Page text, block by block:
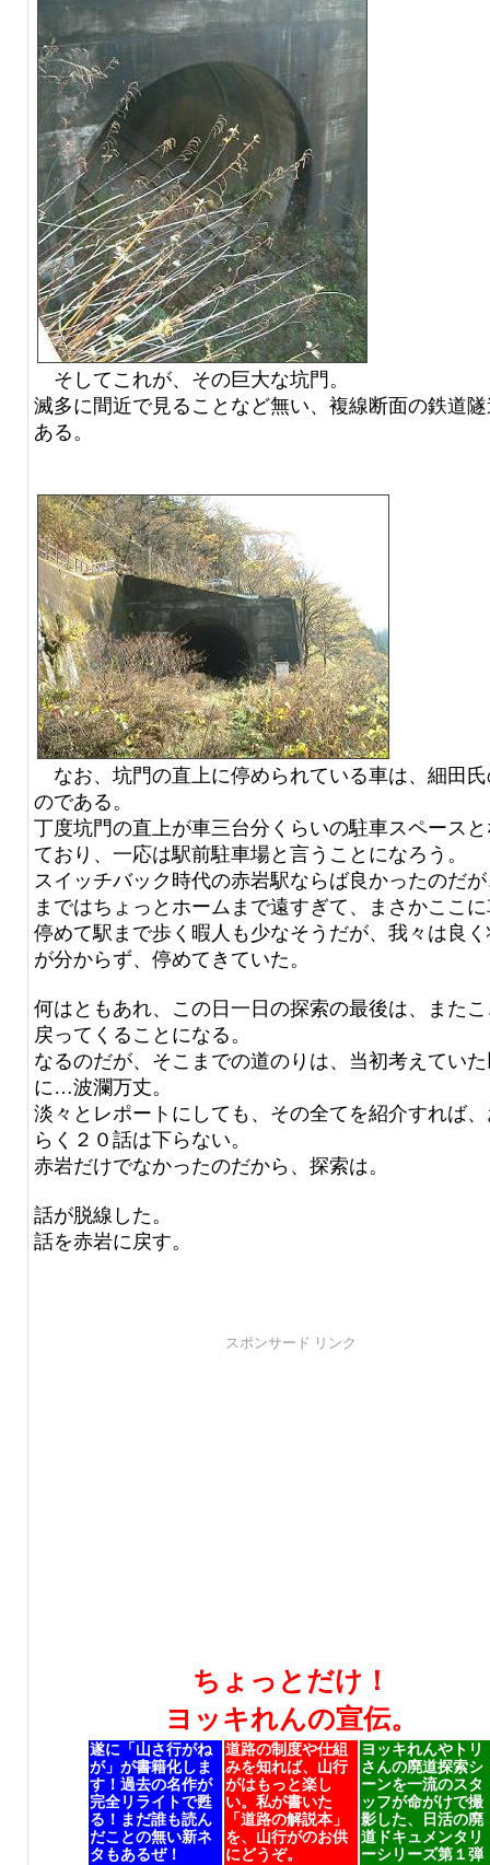
そしてこれが、その巨大な坑門。
滅多に間近で見ることなど無い、複線断面の鉄道
ある。
なお、坑門の直上に停められている車は、細田
のである。
丁度坑門の直上が車三台分くらいの駐車スペース
ており、一応は駅前駐車場と言うことになろう。
スイッチバック時代の赤岩駅ならば良かったのだ
まではちょっとホームまで遠すぎて、まさかここ
停めて駅まで歩く暇人も少なそうだが、我々は良
が分からず、停めてきていた。
何はともあれ、この日一日の探索の最後は、また
戻ってくることになる。
なるのだが、そこまでの道のりは、当初考えてい
に…波瀾万丈。
淡々とレポートにしても、その全てを紹介すれば
らく２０話は下らない。
赤岩だけでなかったのだから、探索は。
話が脱線した。
話を赤岩に戻す。
スポンサード リンク
ちょっとだけ！
ヨッキれんの宣伝。
遂に「山さ行がね
が」が書籍化しま
す！過去の名作が
完全リライトで甦
る！まだ誰も読ん
だことの無い新ネ
タもあるぜ！
道路の制度や仕組
みを知れば、山行
がはもっと楽し
い。私が書いた
「道路の解説本」
を、山行がのお供
にどうぞ。
ヨッキれんやトリ
さんの廃道探索シ
ーンを一流のスタ
ッフが命がけで撮
影した、日活の廃
道ドキュメンタリ
ーシリーズ第１弾